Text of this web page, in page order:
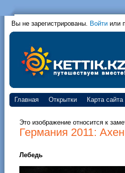
Вы не зарегистрированы. Войти или
Главная Открытки Карта сайта
Это изображение относится к
Германия 2011:
Лебедь